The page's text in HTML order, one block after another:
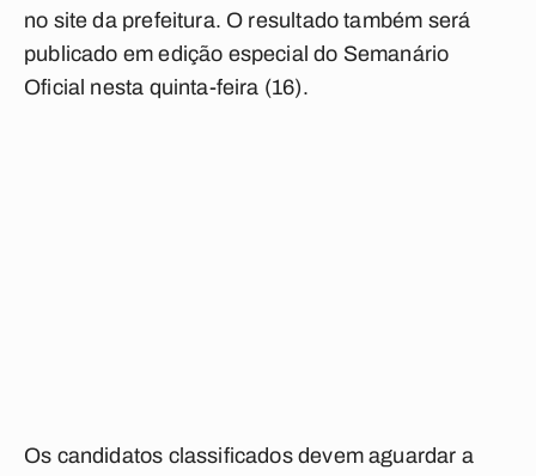
no site da prefeitura. O resultado também será
publicado em edição especial do Semanário
Oficial nesta quinta-feira (16).
Os candidatos classificados devem aguardar a